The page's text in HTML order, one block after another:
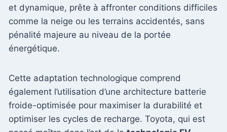
et dynamique, prête à affronter conditions difficiles
comme la neige ou les terrains accidentés, sans
pénalité majeure au niveau de la portée
énergétique.
Cette adaptation technologique comprend
également l’utilisation d’une architecture batterie
froide-optimisée pour maximiser la durabilité et
optimiser les cycles de recharge. Toyota, qui est